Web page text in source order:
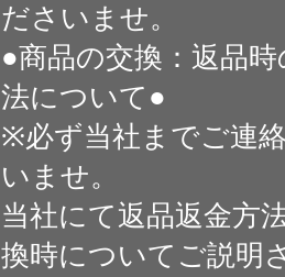
ださいませ。
●商品の交換：返品
法について●
※必ず当社までご連
いませ。
当社にて返品返金方
換時についてご説明